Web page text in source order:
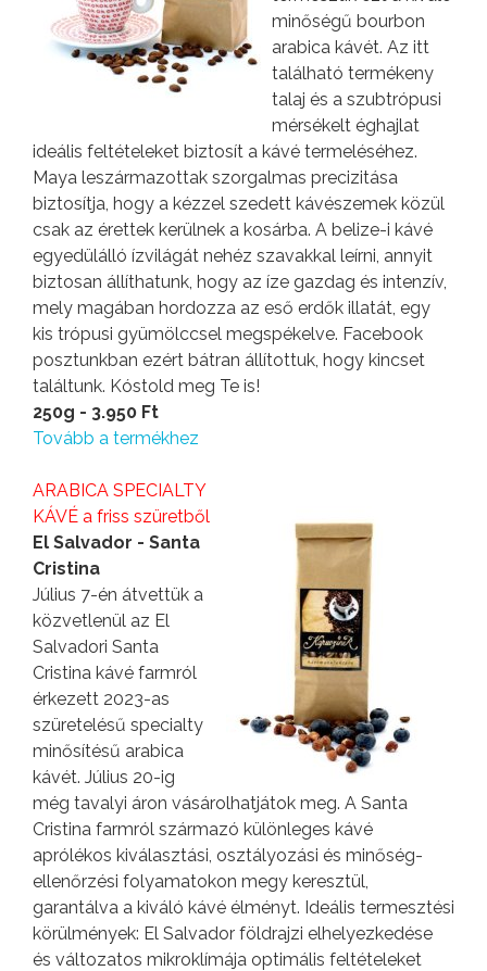
minőségű bourbon
arabica kávét. Az itt
található termékeny
talaj és a szubtrópusi
mérsékelt éghajlat
ideális feltételeket biztosít a kávé termeléséhez.
Maya leszármazottak szorgalmas precizitása
biztosítja, hogy a kézzel szedett kávészemek közül
csak az érettek kerülnek a kosárba. A belize-i kávé
egyedülálló ízvilágát nehéz szavakkal leírni, annyit
biztosan állíthatunk, hogy az íze gazdag és intenzív,
mely magában hordozza az eső erdők illatát, egy
kis trópusi gyümölccsel megspékelve. Facebook
posztunkban ezért bátran állítottuk, hogy kincset
találtunk. Kóstold meg Te is!
250g - 3.950 Ft
Tovább a termékhez
ARABICA SPECIALTY
KÁVÉ a friss szüretből
El Salvador - Santa
Cristina
Július 7-én átvettük a
közvetlenül az El
Salvadori Santa
Cristina kávé farmról
érkezett 2023-as
szüretelésű specialty
minősítésű arabica
kávét. Július 20-ig
még tavalyi áron vásárolhatjátok meg. A Santa
Cristina farmról származó különleges kávé
aprólékos kiválasztási, osztályozási és minőség-
ellenőrzési folyamatokon megy keresztül,
garantálva a kiváló kávé élményt. Ideális termesztési
körülmények: El Salvador földrajzi elhelyezkedése
és változatos mikroklímája optimális feltételeket